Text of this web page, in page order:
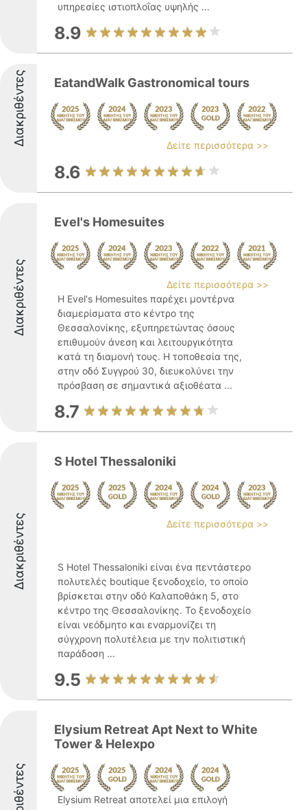
υπηρεσίες ιστιοπλοΐας υψηλής ...
8.9
Διακριθέντες EatandWalk Gastronomical tours
Δείτε περισσότερα >>
8.6
Διακριθέντες
Evel's Homesuites
Δείτε περισσότερα >>
Η Evel's Homesuites παρέχει μοντέρνα
διαμερίσματα στο κέντρο της
Θεσσαλονίκης, εξυπηρετώντας όσους
επιθυμούν άνεση και λειτουργικότητα
κατά τη διαμονή τους. Η τοποθεσία της,
στην οδό Συγγρού 30, διευκολύνει την
πρόσβαση σε σημαντικά αξιοθέατα ...
8.7
Διακριθέντες
S Hotel Thessaloniki
Δείτε περισσότερα >>
S Hotel Thessaloniki είναι ένα πεντάστερο
πολυτελές boutique ξενοδοχείο, το οποίο
βρίσκεται στην οδό Καλαποθάκη 5, στο
κέντρο της Θεσσαλονίκης. Το ξενοδοχείο
είναι νεόδμητο και εναρμονίζει τη
σύγχρονη πολυτέλεια με την πολιτιστική
παράδοση ...
9.5
Elysium Retreat Apt Next to White
Tower & Helexpo
Elysium Retreat αποτελεί μια επιλογή